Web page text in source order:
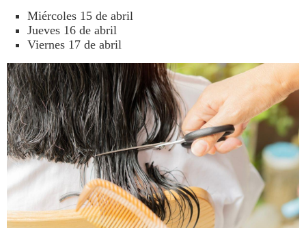
Miércoles 15 de abril
Jueves 16 de abril
Viernes 17 de abril